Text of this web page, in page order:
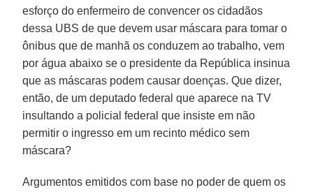
esforço do enfermeiro de convencer os cidadãos
dessa UBS de que devem usar máscara para tomar o
ônibus que de manhã os conduzem ao trabalho, vem
por água abaixo se o presidente da República insinua
que as máscaras podem causar doenças. Que dizer,
então, de um deputado federal que aparece na TV
insultando a policial federal que insiste em não
permitir o ingresso em um recinto médico sem
máscara?
Argumentos emitidos com base no poder de quem os